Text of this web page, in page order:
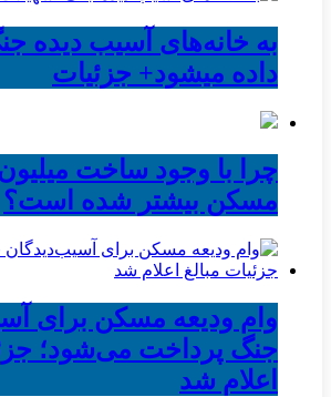
به خانه‌های آسیب دیده
داده میشود+ جزئیات
چرا با وجود ساخت
مسکن بیشتر شده است؟
وام ودیعه مسکن برای
جنگ پرداخت می‌شود؛
اعلام شد